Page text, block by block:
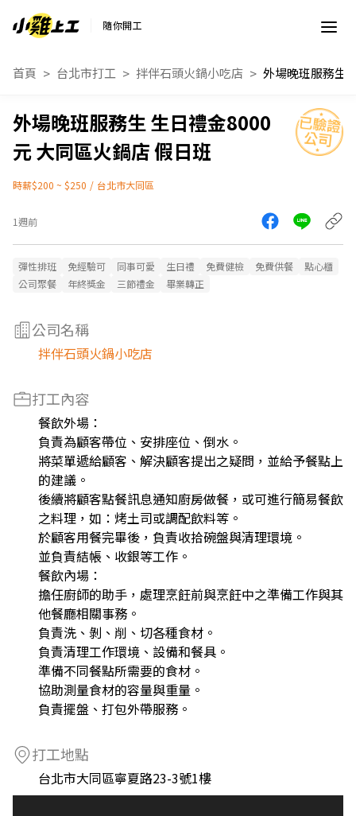
隨你開工
首頁 台北市打工 拌伴石頭火鍋小吃店
外場晚班服務生 生日禮金8000
元 大同區火鍋店 假日班
時薪$200 ~ $250 / 台北市大同區
1週前
彈性排班 免經驗可 同事可愛 生日禮 免費健檢 免費供餐
點心櫃
公司聚餐
年終獎金 三節禮金 畢業轉正
公司名稱
拌伴石頭火鍋小吃店
打工內容
餐飲外場：
負責為顧客帶位、安排座位、倒水。
將菜單遞給顧客、解決顧客提出之疑問，並給予餐點上
的建議。
後續將顧客點餐訊息通知廚房做餐，或可進行簡易餐飲
之料理，如：烤土司或調配飲料等。
於顧客用餐完畢後，負責收拾碗盤與清理環境。
並負責結帳、收銀等工作。
餐飲內場：
擔任廚師的助手，處理烹飪前與烹飪中之準備工作與其
他餐廳相關事務。
負責洗、剝、削、切各種食材。
負責清理工作環境、設備和餐具。
準備不同餐點所需要的食材。
協助測量食材的容量與重量。
負責擺盤、打包外帶服務。
打工地點
台北市大同區寧夏路23-3號1樓